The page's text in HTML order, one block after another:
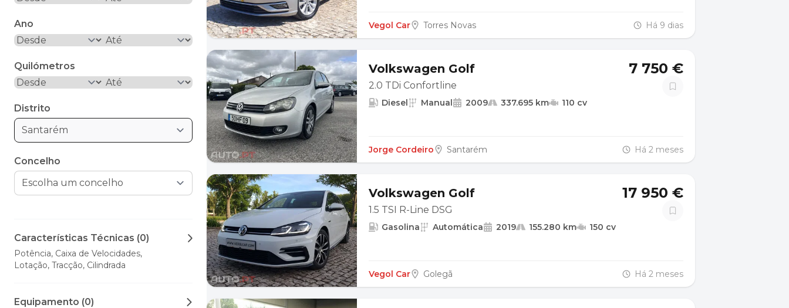
Ano
Quilómetros
Distrito
Santarém
Concelho
Características Técnicas (0)
Potência, Caixa de Velocidades,
Lotação, Tracção, Cilindrada
Equipamento (0)
Vegol Car Torres Novas Há 9 dias
Volkswagen Golf
2.0 TDi Confortline
7 750 €
Diesel Manual 2009 337.695 km 110 cv
Jorge Cordeiro Santarém Há 2 meses
Volkswagen Golf
1.5 TSI R-Line DSG
17 950 €
Gasolina Automática 2019 155.280 km 150 cv
Vegol Car Golegã Há 2 meses